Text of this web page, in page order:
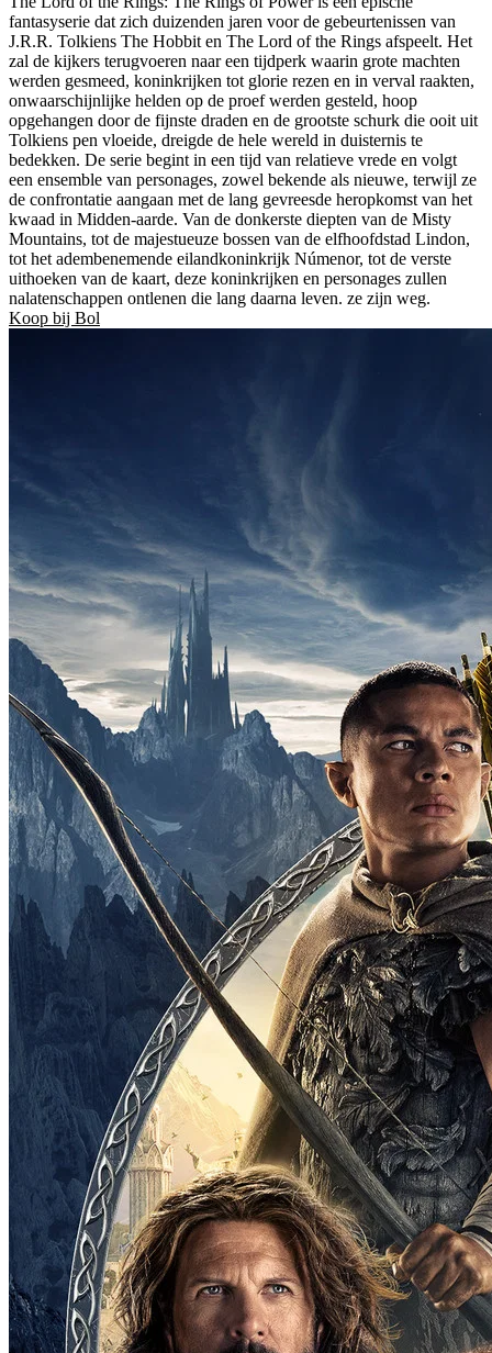
fantasyserie dat zich duizenden jaren voor de gebeurtenissen van
J.R.R. Tolkiens The Hobbit en The Lord of the Rings afspeelt. Het
zal de kijkers terugvoeren naar een tijdperk waarin grote machten
werden gesmeed, koninkrijken tot glorie rezen en in verval raakten,
onwaarschijnlijke helden op de proef werden gesteld, hoop
opgehangen door de fijnste draden en de grootste schurk die ooit uit
Tolkiens pen vloeide, dreigde de hele wereld in duisternis te
bedekken. De serie begint in een tijd van relatieve vrede en volgt
een ensemble van personages, zowel bekende als nieuwe, terwijl ze
de confrontatie aangaan met de lang gevreesde heropkomst van het
kwaad in Midden-aarde. Van de donkerste diepten van de Misty
Mountains, tot de majestueuze bossen van de elfhoofdstad Lindon,
tot het adembenemende eilandkoninkrijk Númenor, tot de verste
uithoeken van de kaart, deze koninkrijken en personages zullen
nalatenschappen ontlenen die lang daarna leven. ze zijn weg.
Koop bij Bol